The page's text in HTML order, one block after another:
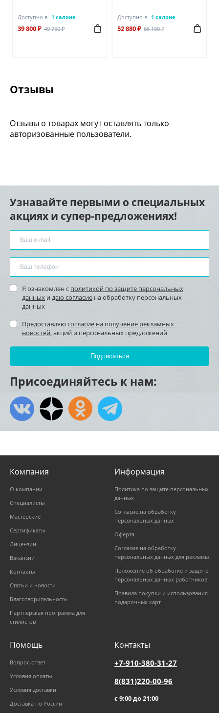
Доступно в 1 салоне
39 800 ₽ 49 750 ₽
Доступно в 1 салоне
52 880 ₽ 66 100 ₽
Отзывы
Отзывы о товарах могут оставлять только
авторизованные пользователи.
Узнавайте первыми о специальных
акциях и супер-предложениях!
Я ознакомлен с политикой по защите персональных
данных и даю согласие на обработку персональных
данных
Предоставляю согласие на получение рекламных
новостей, акций и персональных предложений
Присоединяйтесь к нам:
Компания
О компании
Специалисты
Мастерские
Сертификаты
Лицензии
Вакансии
Контакты
Статьи и новости
Благотворительность
Партнерская программа для
стилистов
Информация
Политика по защите персональных
данных
Согласие на обработку
персональных данных
Оферта
Согласие на обработку
персональных данных для рекламы
Положение об обработке и защите
персональных данных работников
Правила покупки и использования
подарочных карт
Помощь
Вопрос-ответ
Условия оплаты
Условия доставки
Доставка по России
Контакты
+7-910-380-31-27
8(831)220-00-96
с 9:00 до 21:00